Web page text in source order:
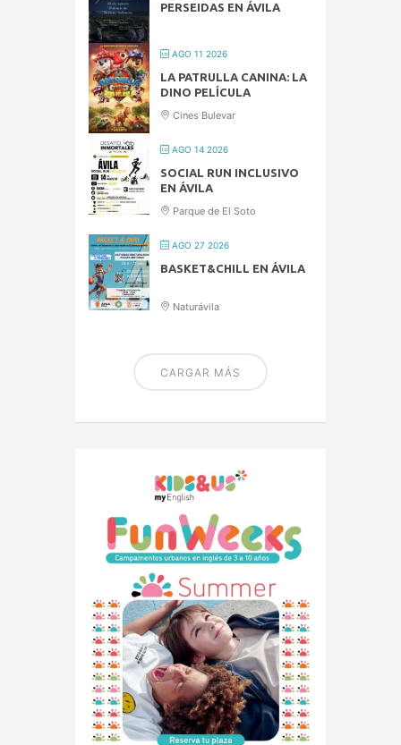
PERSEIDAS EN ÁVILA
AGO 11 2026
LA PATRULLA CANINA: LA
DINO PELÍCULA
Cines Bulevar
AGO 14 2026
SOCIAL RUN INCLUSIVO
EN ÁVILA
Parque de El Soto
AGO 27 2026
BASKET&CHILL EN ÁVILA
Naturávila
CARGAR MÁS